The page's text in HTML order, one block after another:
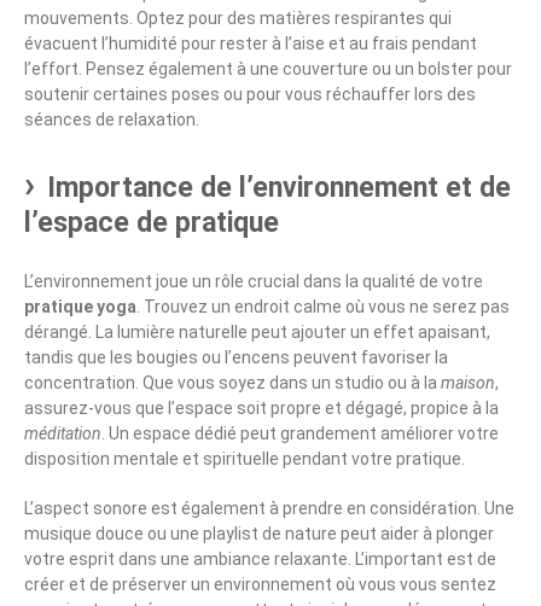
mouvements. Optez pour des matières respirantes qui
évacuent l’humidité pour rester à l’aise et au frais pendant
l’effort. Pensez également à une couverture ou un bolster pour
soutenir certaines poses ou pour vous réchauffer lors des
séances de relaxation.
Importance de l’environnement et de
l’espace de pratique
L’environnement joue un rôle crucial dans la qualité de votre
pratique yoga . Trouvez un endroit calme où vous ne serez pas
dérangé. La lumière naturelle peut ajouter un effet apaisant,
tandis que les bougies ou l’encens peuvent favoriser la
concentration. Que vous soyez dans un studio ou à la maison,
assurez-vous que l’espace soit propre et dégagé, propice à la
méditation . Un espace dédié peut grandement améliorer votre
disposition mentale et spirituelle pendant votre pratique.
L’aspect sonore est également à prendre en considération. Une
musique douce ou une playlist de nature peut aider à plonger
votre esprit dans une ambiance relaxante. L’important est de
créer et de préserver un environnement où vous vous sentez